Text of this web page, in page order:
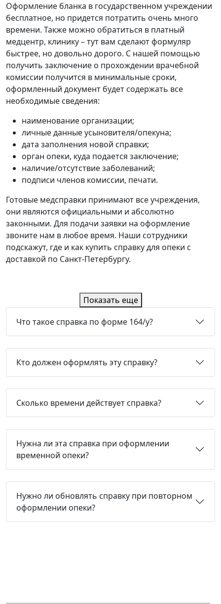
Оформление бланка в государственном учреждении
бесплатное, но придется потратить очень много
времени. Также можно обратиться в платный
медцентр, клинику – тут вам сделают формуляр
быстрее, но довольно дорого. С нашей помощью
получить заключение о прохождении врачебной
комиссии получится в минимальные сроки,
оформленный документ будет содержать все
необходимые сведения:
наименование организации;
личные данные усыновителя/опекуна;
дата заполнения новой справки;
орган опеки, куда подается заключение;
наличие/отсутствие заболеваний;
подписи членов комиссии, печати.
Готовые медсправки принимают все учреждения,
они являются официальными и абсолютно
законными. Для подачи заявки на оформление
звоните нам в любое время. Наши сотрудники
подскажут, где и как купить справку для опеки с
доставкой по Санкт-Петербургу.
Показать еще
Что такое справка по форме 164/у?
Кто должен оформлять эту справку?
Сколько времени действует справка?
Нужна ли эта справка при оформлении
временной опеки?
Нужно ли обновлять справку при повторном
оформлении опеки?